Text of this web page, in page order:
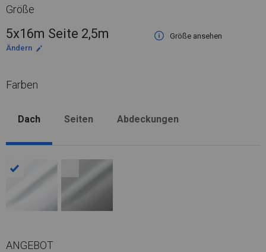
Größe
5x16m Seite 2,5m
Größe ansehen
Ändern
Farben
Dach Seiten Abdeckungen
ANGEBOT